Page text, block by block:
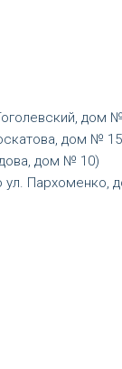
дом
дом №
дом № 10)
ул. Пархоменко,